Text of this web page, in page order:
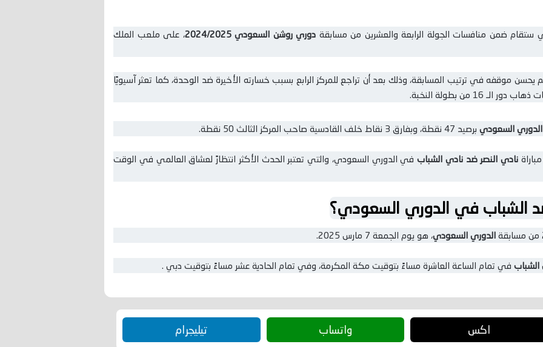
ستقام ضمن منافسات الجولة الرابعة والعشرين من مسابقة دوري روشن السعودي 2024/2025 ، على ملعب الملك
يحسن موقفه في ترتيب المسابقة، وذلك بعد أن تراجع للمركز الرابع بسبب خسارته الأخيرة ضد الوحدة، كما تعثر آسيويًا
16 من بطولة النخبة.
الدوري السعودي برصيد 47 نقطة، وبفارق 3 نقاط خلف القادسية صاحب المركز الثالث 50 نقطة.
نادي النصر ضد نادي الشباب في الدوري السعودي، والتي تعتبر الحدث الأكثر انتظارً لعشاق العالمي في الوقت
الشباب في الدوري السعودي؟
الدوري السعودي، هو يوم الجمعة 7 مارس 2025.
في تمام الساعة العاشرة مساءً بتوقيت مكة المكرمة، وفي تمام الحادية عشر مساءً بتوقيت دبي .
اكس واتساب تيليجرام